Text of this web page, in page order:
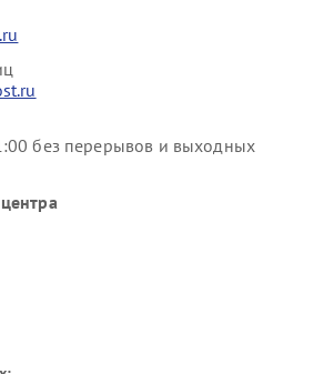
без перерывов и выходных